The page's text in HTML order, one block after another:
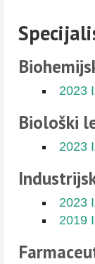
2023
Biološki
2023
2023
2019